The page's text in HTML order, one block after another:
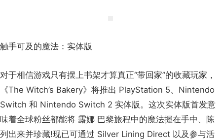
触手可及的魔法：实体版
对于相信游戏只有摆上书架才算真正“带回家”的收藏玩家，
《The Witch’s Bakery》将推出 PlayStation 5、Nintendo
Switch 和 Nintendo Switch 2 实体版。这次实体版首发意
味着全球粉丝都能将 露娜 巴黎旅程中的魔法握在手中、陈
列出来并珍藏!现已可通过 Silver Lining Direct 以及参与活